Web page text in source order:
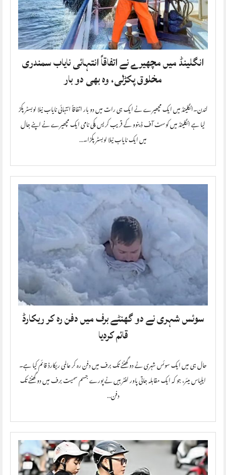
انگلینڈ میں مچھیرے نے اتفاقاً انتہائی نایاب سمندری
مخلوق پکڑلی، وہ بھی دو بار
لندن۔انگلینڈ میں ایک مچھیرے نے ایک ہی رات میں دو بار اتفاقاً انتہائی نایاب نیلا لوبسٹر پکڑ
لیا ہے انگلینڈ میں کوسٹ آف ڈینوو کے قریب کریس پکی نامی ایک مچھیرے نے اپنے جال
میں ایک نایاب نیلا لوبسٹر پکڑا۔…
سوئس شہری نے دو گھنٹے برف میں دفن رہ کر ریکارڈ
قائم کردیا
حال ہی میں ایک سوئس شہری نے دو گھنٹے تک برف میں دفن رہ کر عالمی ریکارڈ قائم کیا ہے۔
ایلیاس میئر، جو کہ ایک مقابلہ جاتی پاور لفٹر ہیں نے پورے جسم سمیت برف میں دو گھنٹے تک
دفن…